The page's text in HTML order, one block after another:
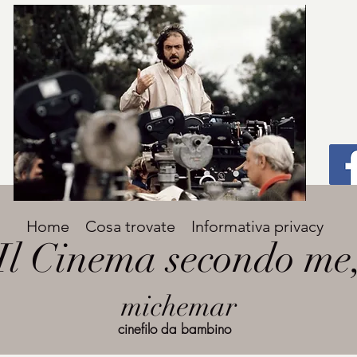
Titolo
grande
Avenir Light una delle font preferite dai
designer. Facile da leggere, viene
utilizzata per titoli e paragrafi.
Cinema secondo
michemar
Home Cosa trovate Informativa privacy
cinefilo da bambino